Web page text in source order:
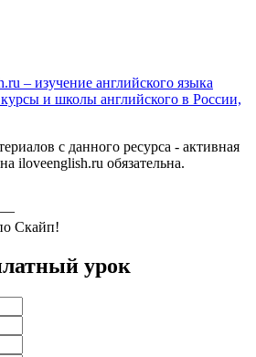
– изучение английского языка
и школы английского в России,
с данного ресурса - активная
iloveenglish.ru обязательна.
—
Скайп!
урок